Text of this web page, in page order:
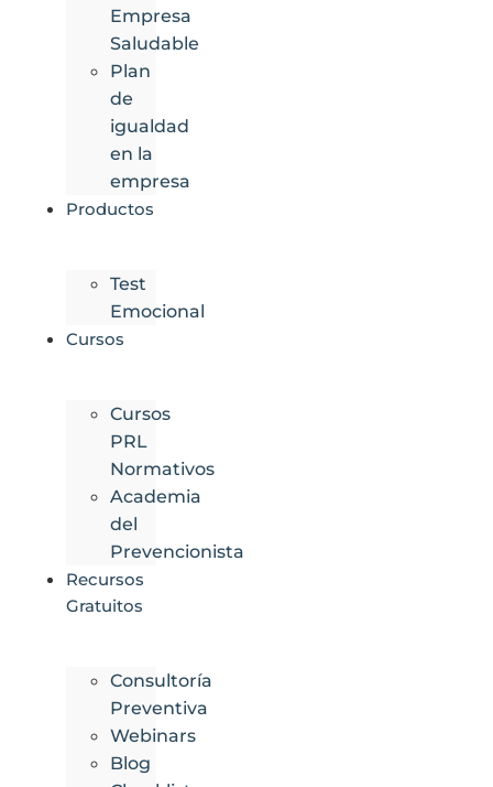
Empresa
Saludable
Plan
de
igualdad
en la
empresa
Productos
Test
Emocional
Cursos
Cursos
PRL
Normativos
Academia
del
Prevencionista
Recursos
Gratuitos
Consultoría
Preventiva
Webinars
Blog